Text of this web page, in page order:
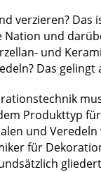
verzieren? Das
Nation und
und
Das gelingt
Produkttyp
und
für
Bezahlte